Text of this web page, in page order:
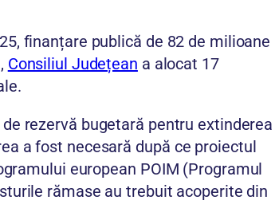
finanțare publică de 82 de milioane
Consiliul Județean a alocat 17
rezervă bugetară pentru extinderea
a fost necesară după ce proiectul
european POIM (Programul
rămase au trebuit acoperite din